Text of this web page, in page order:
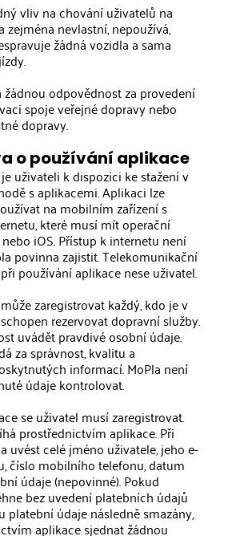
vliv na chování uživatelů na
zejména nevlastní, nepoužívá,
žádná vozidla a sama
žádnou odpovědnost za provedení
spoje veřejné dopravy nebo
dopravy.
o používání aplikace
uživateli k dispozici ke stažení v
s aplikacemi. Aplikaci lze
na mobilním zařízení s
které musí mít operační
iOS. Přístup k internetu není
povinna zajistit. Telekomunikační
používání aplikace nese uživatel.
zaregistrovat každý, kdo je v
rezervovat dopravní služby.
uvádět pravdivé osobní údaje.
za správnost, kvalitu a
informací. MoPla není
údaje kontrolovat.
se uživatel musí zaregistrovat.
prostřednictvím aplikace. Při
uvést celé jméno uživatele, jeho e-
číslo mobilního telefonu, datum
údaje (nepovinné). Pokud
bez uvedení platebních údajů
platební údaje následně smazány,
aplikace sjednat žádnou